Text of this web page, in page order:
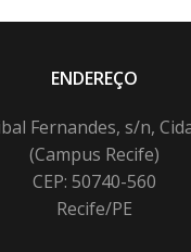
ENDEREÇO
Fernandes, s/n,
(Campus Recife)
CEP: 50740-560
Recife/PE